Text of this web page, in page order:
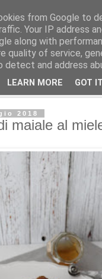
2018
maiale al
from Google to
Your IP address
along with
quality of service,
and address
LEARN MORE GOT IT